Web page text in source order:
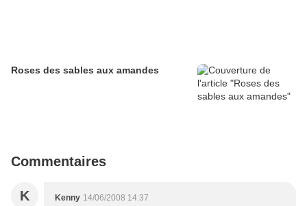
Roses des sables aux amandes
Commentaires
K Kenny 14/06/2008 14:37